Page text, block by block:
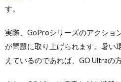
す。
実際、GoProシリーズのアクショ
が問題に取り上げられます。暑い
えているのであれば、GO Ultraの